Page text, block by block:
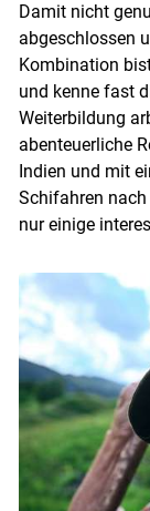
Damit nicht
abgeschlossen
Kombination
und kenne fast
Weiterbildung
abenteuerliche
Indien und mit
Schifahren
nur einige